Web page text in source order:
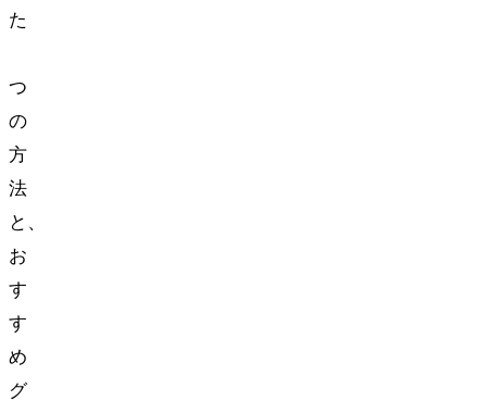
た
つ
の
方
法
と、
お
す
す
め
グ